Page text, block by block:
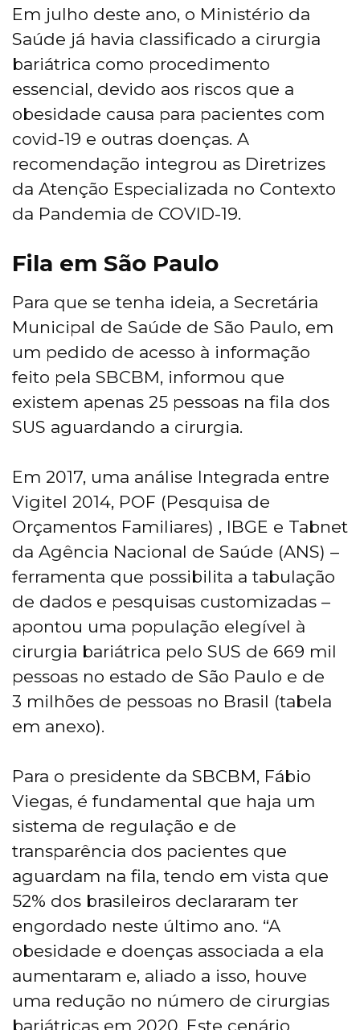
Em julho deste ano, o Ministério da
Saúde já havia classificado a cirurgia
bariátrica como procedimento
essencial, devido aos riscos que a
obesidade causa para pacientes com
covid-19 e outras doenças. A
recomendação integrou as Diretrizes
da Atenção Especializada no Contexto
da Pandemia de COVID-19.
Fila em São Paulo
Para que se tenha ideia, a Secretária
Municipal de Saúde de São Paulo, em
um pedido de acesso à informação
feito pela SBCBM, informou que
existem apenas 25 pessoas na fila dos
SUS aguardando a cirurgia.
Em 2017, uma análise Integrada entre
Vigitel 2014, POF (Pesquisa de
Orçamentos Familiares) , IBGE e Tabnet
da Agência Nacional de Saúde (ANS) –
ferramenta que possibilita a tabulação
de dados e pesquisas customizadas –
apontou uma população elegível à
cirurgia bariátrica pelo SUS de 669 mil
pessoas no estado de São Paulo e de
3 milhões de pessoas no Brasil (tabela
em anexo).
Para o presidente da SBCBM, Fábio
Viegas, é fundamental que haja um
sistema de regulação e de
transparência dos pacientes que
aguardam na fila, tendo em vista que
52% dos brasileiros declararam ter
engordado neste último ano. “A
obesidade e doenças associada a ela
aumentaram e, aliado a isso, houve
uma redução no número de cirurgias
bariátricas em 2020. Este cenário